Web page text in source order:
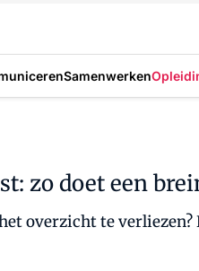
Samenwerken
zo doet een
overzicht te